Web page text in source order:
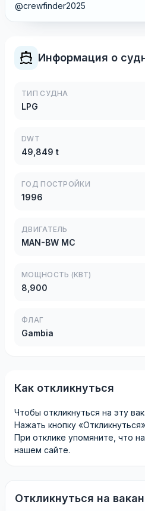
@crewfinder2025
Информация о
ТИП СУДНА
LPG
DWT
49,849 t
ГОД ПОСТРОЙКИ
1996
ДВИГАТЕЛЬ
MAN-BW MC
МОЩНОСТЬ (КВТ)
8,900
ФЛАГ
Gambia
Как откликнуться
Чтобы откликнуться на эту
Нажать кнопку
При отклике упомяните, что
нашем сайте.
Откликнуться на